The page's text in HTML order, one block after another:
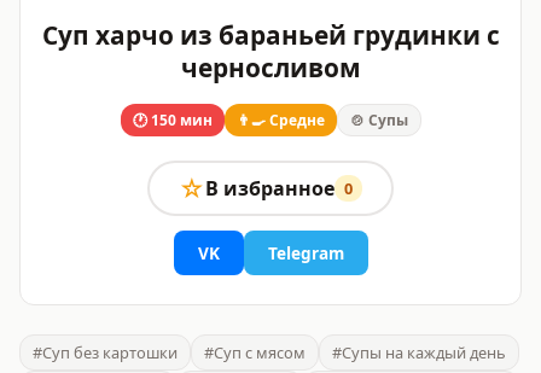
Суп харчо из бараньей грудинки с
черносливом
🕐 150 мин 👨‍🍳 Средне 🍲 Супы
☆В избранное 0
VK Telegram
#Суп без картошки #Суп с мясом
#Супы на каждый день